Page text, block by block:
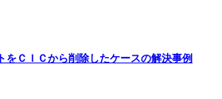
をＣＩＣから削除したケースの解決事例